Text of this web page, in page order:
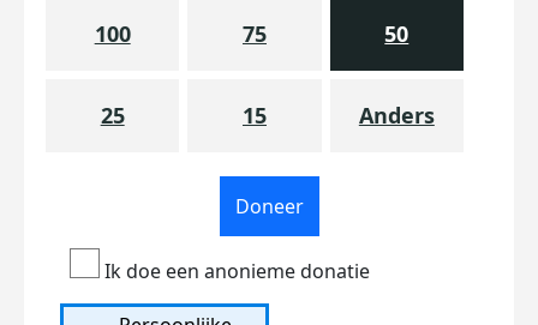
100 75 50
25 15 Anders
Doneer
Ik doe een anonieme donatie